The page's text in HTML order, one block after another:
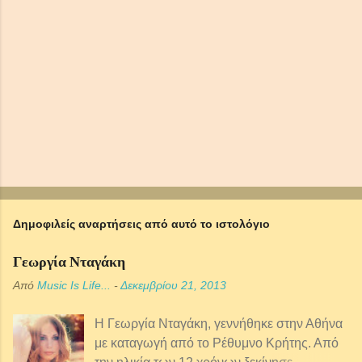
Δημοφιλείς αναρτήσεις από αυτό το ιστολόγιο
Γεωργία Νταγάκη
Από Music Is Life... -Δεκεμβρίου 21, 2013
Η Γεωργία Νταγάκη, γεννήθηκε στην Αθήνα
με καταγωγή από τo Ρέθυμνο Κρήτης. Από